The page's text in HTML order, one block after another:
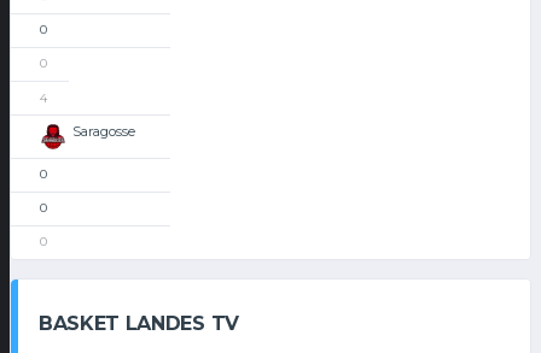
0
0
4
Saragosse
0
0
0
BASKET LANDES TV